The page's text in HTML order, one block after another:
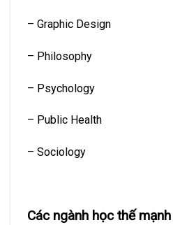
– Graphic Design
– Philosophy
– Psychology
– Public Health
– Sociology
Các ngành học thế